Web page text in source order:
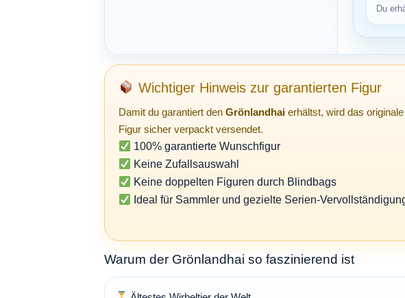
Du
Wichtiger Hinweis zur garantierten Figur
Damit du garantiert den Grönlandhai erhältst, wird das
Figur sicher verpackt versendet.
100% garantierte Wunschfigur
Keine Zufallsauswahl
Keine doppelten Figuren durch Blindbags
Ideal für Sammler und gezielte Serien-
Warum der Grönlandhai so faszinierend ist